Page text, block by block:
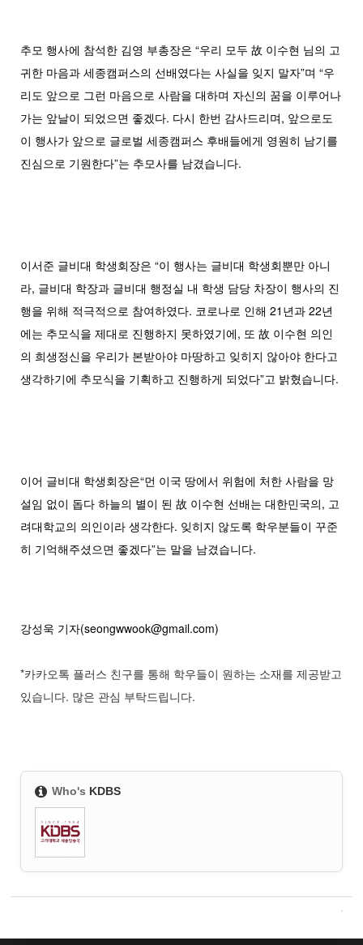
추모 행사에 참석한 김영 부총장은 “우리 모두 故 이수현 님의 고
귀한 마음과 세종캠퍼스의 선배였다는 사실을 잊지 말자”며 “우
리도 앞으로 그런 마음으로 사람을 대하며 자신의 꿈을 이루어나
가는 앞날이 되었으면 좋겠다. 다시 한번 감사드리며, 앞으로도
이 행사가 앞으로 글로벌 세종캠퍼스 후배들에게 영원히 남기를
진심으로 기원한다”는 추모사를 남겼습니다.
이서준 글비대 학생회장은 “이 행사는 글비대 학생회뿐만 아니
라, 글비대 학장과 글비대 행정실 내 학생 담당 차장이 행사의 진
행을 위해 적극적으로 참여하였다. 코로나로 인해 21년과 22년
에는 추모식을 제대로 진행하지 못하였기에, 또 故 이수현 의인
의 희생정신을 우리가 본받아야 마땅하고 잊히지 않아야 한다고
생각하기에 추모식을 기획하고 진행하게 되었다”고 밝혔습니다.
이어 글비대 학생회장은“먼 이국 땅에서 위험에 처한 사람을 망
설임 없이 돕다 하늘의 별이 된 故 이수현 선배는 대한민국의, 고
려대학교의 의인이라 생각한다. 잊히지 않도록 학우분들이 꾸준
히 기억해주셨으면 좋겠다”는 말을 남겼습니다.
강성욱 기자(seongwwook@gmail.com)
*카카오톡 플러스 친구를 통해 학우들이 원하는 소재를 제공받고
있습니다. 많은 관심 부탁드립니다.
Who's KDBS